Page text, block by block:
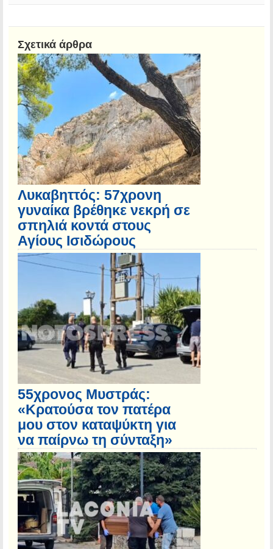
Σχετικά άρθρα
Λυκαβηττός: 57χρονη
γυναίκα βρέθηκε νεκρή σε
σπηλιά κοντά στους
Αγίους Ισιδώρους
55χρονος Μυστράς:
«Κρατούσα τον πατέρα
μου στον καταψύκτη για
να παίρνω τη σύνταξη»